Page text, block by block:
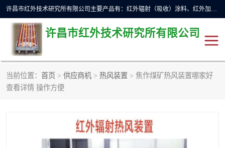
许昌市红外技术研究所有限公司主要产品有：红外辐射（吸收）涂料、红外加热元件、红外辐射加热模块（板）、红外辐射加热炉（箱）、快速红外辐射加热器、系列高端红外加热实验设备、系列红外加热控制器等。
许昌市红外技术研究所有限公司
当前位置： 首页 > 供应商机 > 热风装置 > 焦作煤矿热风装置哪家好
查看详情 操作方便
红外加热设备
红外辐射加热模块 定制红外加热实验设备